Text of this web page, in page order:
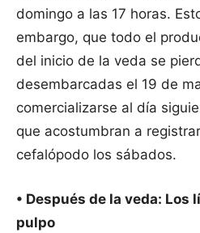
domingo a las 17 horas.
embargo, que todo el
del inicio de la veda se
desembarcadas el 19 de
comercializarse al día
que acostumbran a
cefalópodo los sábados.
• Después de la veda: Los
pulpo